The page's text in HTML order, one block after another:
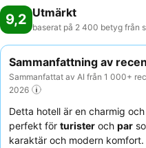
9,2 Utmärkt
baserat på 2 400 betyg från
Sammanfattning av
Sammanfattat av AI från 1 000+
2026
Detta hotell är en charmig
perfekt för turister och par
karaktär och modern komfort.